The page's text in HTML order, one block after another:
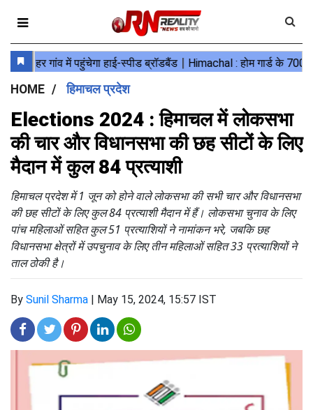
HOME हिमाचल प्रदेश
Elections 2024 : हिमाचल में लोकसभा
की चार और विधानसभा की छह सीटों के लिए
मैदान में कुल 84 प्रत्याशी
हिमाचल प्रदेश में 1 जून को होने वाले लोकसभा की सभी चार और विधानसभा
की छह सीटों के लिए कुल 84 प्रत्याशी मैदान में हैं। लोकसभा चुनाव के लिए
पांच महिलाओं सहित कुल 51 प्रत्याशियों ने नामांकन भरे, जबकि छह
विधानसभा क्षेत्रों में उपचुनाव के लिए तीन महिलाओं सहित 33 प्रत्याशियों ने
ताल ठोकी है।
By Sunil Sharma | May 15, 2024, 15:57 IST